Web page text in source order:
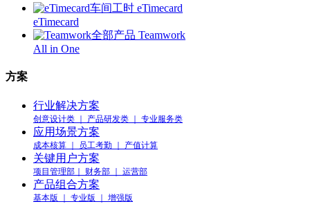
车间工时 eTimecard
eTimecard
全部产品 Teamwork
All in One
方案
行业解决方案
创意设计类 ｜ 产品研发类 ｜ 专业服务类
应用场景方案
成本核算 ｜ 员工考勤 ｜ 产值计算
关键用户方案
项目管理部｜ 财务部 ｜ 运营部
产品组合方案
基本版 ｜ 专业版 ｜ 增强版